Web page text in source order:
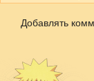
Добавлять